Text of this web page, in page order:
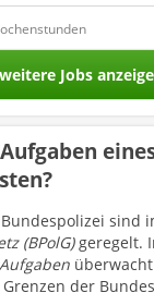
Jobs
sind
(BPolG)geregelt.
der